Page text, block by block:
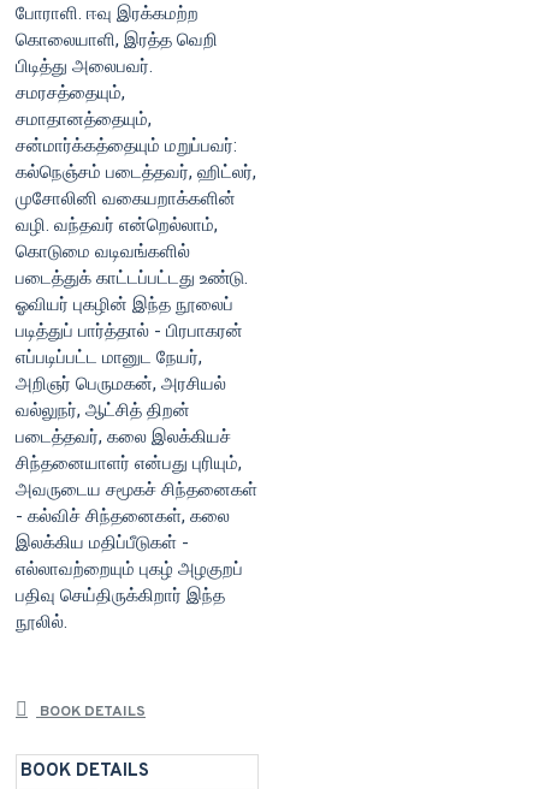
போராளி. ஈவு இரக்கமற்ற
கொலையாளி, இரத்த வெறி
பிடித்து அலைபவர்.
சமரசத்தையும்,
சமாதானத்தையும்,
சன்மார்க்கத்தையும் மறுப்பவர்:
கல்நெஞ்சம் படைத்தவர், ஹிட்லர்,
முசோலினி வகையறாக்களின்
வழி. வந்தவர் என்றெல்லாம்,
கொடுமை வடிவங்களில்
படைத்துக் காட்டப்பட்டது உண்டு.
ஓவியர் புகழின் இந்த நூலைப்
படித்துப் பார்த்தால் - பிரபாகரன்
எப்படிப்பட்ட மானுட நேயர்,
அறிஞர் பெருமகன், அரசியல்
வல்லுநர், ஆட்சித் திறன்
படைத்தவர், கலை இலக்கியச்
சிந்தனையாளர் என்பது புரியும்,
அவருடைய சமூகச் சிந்தனைகள்
- கல்விச் சிந்தனைகள், கலை
இலக்கிய மதிப்பீடுகள் -
எல்லாவற்றையும் புகழ் அழகுறப்
பதிவு செய்திருக்கிறார் இந்த
நூலில்.
BOOK DETAILS
BOOK DETAILS